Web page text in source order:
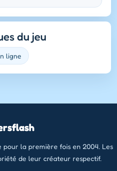
du jeu
ligne
pour la première fois en 2004. Les
de leur créateur respectif.